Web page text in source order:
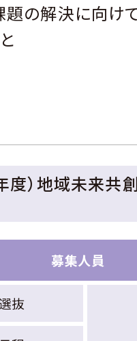
題の解決に向け
度）地域未来共
募集人員
抜